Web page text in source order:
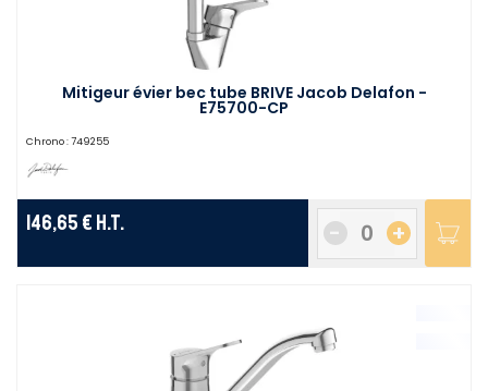
Mitigeur évier bec tube BRIVE Jacob Delafon -
E75700-CP
Chrono : 749255
146,65 € H.T. +
-